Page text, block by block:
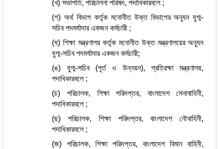
(খ) সভাপতি, পরিচালনা পরিষদ, পদাধিকারবলে ;
(গ) অর্থ বিভাগ কর্তৃক মনোনীত উক্ত বিভাগের অন্যূন যুগ্ম-
সচিব পদমর্যাদার একজন কর্মচারী ;
(ঘ) শিক্ষা মন্ত্রণালয় কর্তৃক মনোনীত উক্ত মন্ত্রণালয়ের অন্যূন
যুগ্ম-সচিব পদমর্যাদার একজন কর্মচারী;
(ঙ) যুগ্ম-সচিব (পূর্ত ও উন্নয়ন), প্রতিরক্ষা মন্ত্রণালয়,
পদাধিকারবলে ;
(চ) পরিচালক, শিক্ষা পরিদপ্তর, বাংলাদেশ সেনাবাহিনী,
পদাধিকারবলে ;
(ছ) পরিচালক, শিক্ষা পরিদপ্তর, বাংলাদেশ নৌবাহিনী,
পদাধিকারবলে ;
(জ) পরিচালক, শিক্ষা পরিদপ্তর, বাংলাদেশ বিমান বাহিনী,